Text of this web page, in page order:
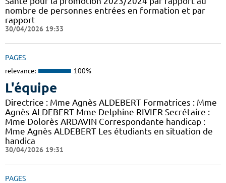
nombre de personnes entrées en formation et par
rapport
30/04/2026 19:33
PAGES
relevance: 100%
L'équipe
Directrice : Mme Agnès ALDEBERT Formatrices : Mme
Agnès ALDEBERT Mme Delphine RIVIER Secrétaire :
Mme Dolorès ARDAVIN Correspondante handicap :
Mme Agnès ALDEBERT Les étudiants en situation de
handica
30/04/2026 19:31
PAGES